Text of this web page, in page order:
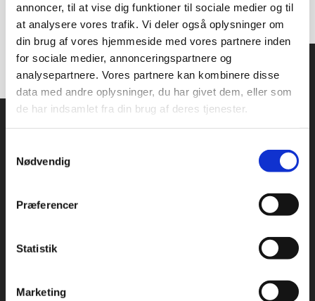
annoncer, til at vise dig funktioner til sociale medier og til
at analysere vores trafik. Vi deler også oplysninger om
din brug af vores hjemmeside med vores partnere inden
for sociale medier, annonceringspartnere og
analysepartnere. Vores partnere kan kombinere disse
data med andre oplysninger, du har givet dem, eller som
de har indsamlet fra din brug af deres tjenester.
Nødvendig
Præferencer
Statistik
Marketing
Kaffekande i sort, Hendi
Kaffekande i sort fra Hendi Mål: 110x289 Trykknap for opfyldni...
119,95DKK
Bredt sortiment af restaurant inventar
Vi er din professionelle indretningsarkitekt og leverandør af
de bedste kvalitetsmøbler og inventar.
Alle priser på siden er ekskl. moms.
Adresse og åbningstider
Åbningstider: